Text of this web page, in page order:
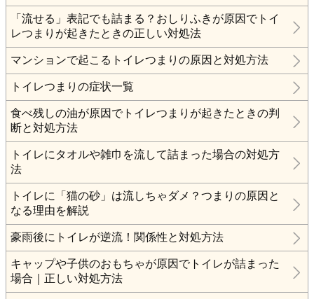
「流せる」表記でも詰まる？おしりふきが原因でトイ
レつまりが起きたときの正しい対処法
マンションで起こるトイレつまりの原因と対処方法
トイレつまりの症状一覧
食べ残しの油が原因でトイレつまりが起きたときの判
断と対処方法
トイレにタオルや雑巾を流して詰まった場合の対処方
法
トイレに「猫の砂」は流しちゃダメ？つまりの原因と
なる理由を解説
豪雨後にトイレが逆流！関係性と対処方法
キャップや子供のおもちゃが原因でトイレが詰まった
場合｜正しい対処方法